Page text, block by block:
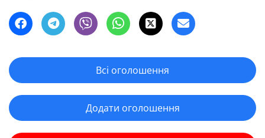
Всі оголошення
Додати оголошення